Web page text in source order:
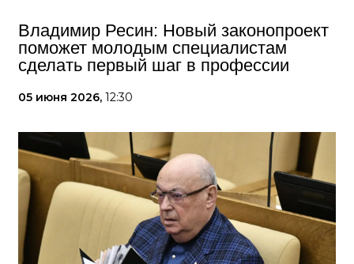
Владимир Ресин: Новый законопроект
поможет молодым специалистам
сделать первый шаг в профессии
05 июня 2026, 12:30